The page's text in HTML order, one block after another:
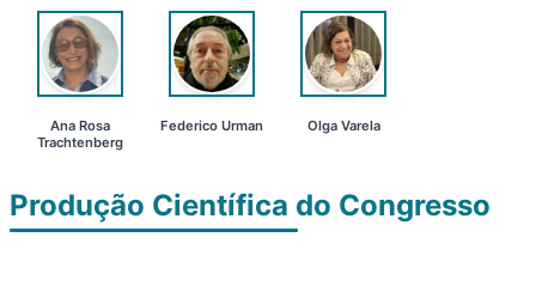
Ana Rosa
Trachtenberg
Federico Urman Olga Varela
Produção Científica do Congresso